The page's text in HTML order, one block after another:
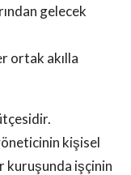
gelecek
ortak akılla
kişisel
kuruşunda işçinin